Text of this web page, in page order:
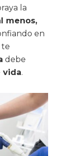
la
menos,
en
te
debe
vida.